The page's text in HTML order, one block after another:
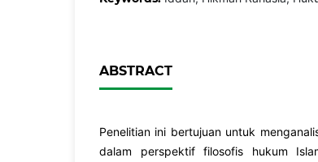
ABSTRACT
Penelitian ini bertujuan untuk
dalam perspektif filosofis hukum